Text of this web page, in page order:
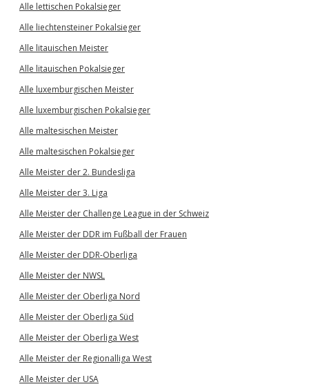
Alle lettischen Pokalsieger
Alle liechtensteiner Pokalsieger
Alle litauischen Meister
Alle litauischen Pokalsieger
Alle luxemburgischen Meister
Alle luxemburgischen Pokalsieger
Alle maltesischen Meister
Alle maltesischen Pokalsieger
Alle Meister der 2. Bundesliga
Alle Meister der 3. Liga
Alle Meister der Challenge League in der Schweiz
Alle Meister der DDR im Fußball der Frauen
Alle Meister der DDR-Oberliga
Alle Meister der NWSL
Alle Meister der Oberliga Nord
Alle Meister der Oberliga Süd
Alle Meister der Oberliga West
Alle Meister der Regionalliga West
Alle Meister der USA